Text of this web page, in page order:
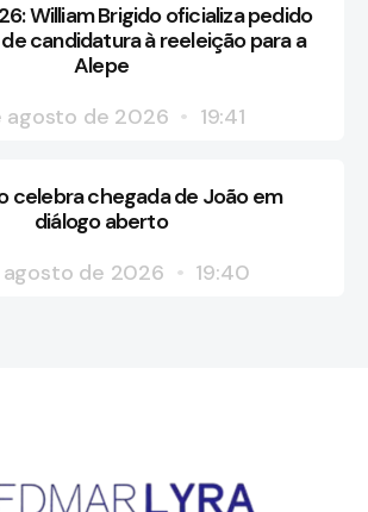
William Brigido oficializa pedido
candidatura à reeleição para a
Alepe
agosto de 2026
19:41
celebra chegada de João em
diálogo aberto
de 2026
19:40